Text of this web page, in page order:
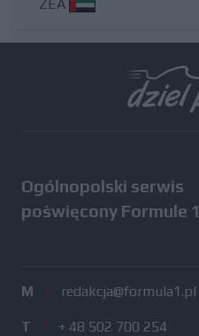
ZEA
Ogólnopolski serwis
poświęcony Formule 1
M / redakcja@formula1.pl
T / + 48 502 700 254